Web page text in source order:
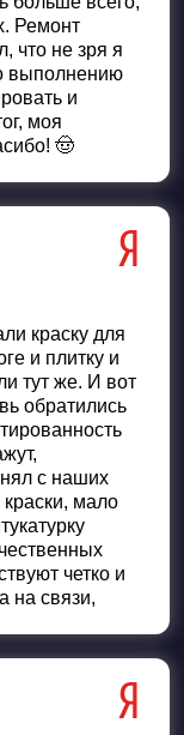
Ремонт
что не зря я
выполнению
и
моя
🤠
краску для
и плитку и
тут же. И вот
обратились
с наших
мало
четко и
на связи,